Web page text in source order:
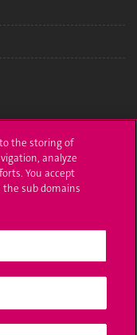
to the storing of
analyze
You accept
sub domains